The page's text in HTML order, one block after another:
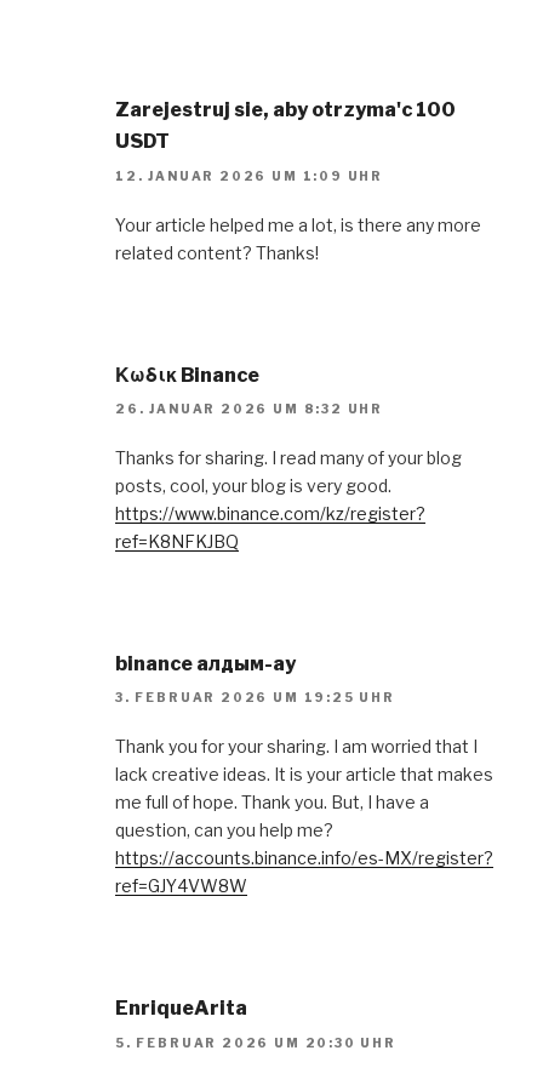
Zarejestruj sie, aby otrzyma'c 100
USDT
12. JANUAR 2026 UM 1:09 UHR
Your article helped me a lot, is there any more
related content? Thanks!
Κωδικ Binance
26. JANUAR 2026 UM 8:32 UHR
Thanks for sharing. I read many of your blog
posts, cool, your blog is very good.
https://www.binance.com/kz/register?
ref=K8NFKJBQ
binance алдым-ау
3. FEBRUAR 2026 UM 19:25 UHR
Thank you for your sharing. I am worried that I
lack creative ideas. It is your article that makes
me full of hope. Thank you. But, I have a
question, can you help me?
https://accounts.binance.info/es-MX/register?
ref=GJY4VW8W
EnriqueArita
5. FEBRUAR 2026 UM 20:30 UHR